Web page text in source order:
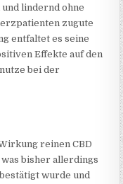
lindernd ohne
zugute
entfaltet es seine
Effekte auf den
bei der
reinen CBD
bisher allerdings
wurde und